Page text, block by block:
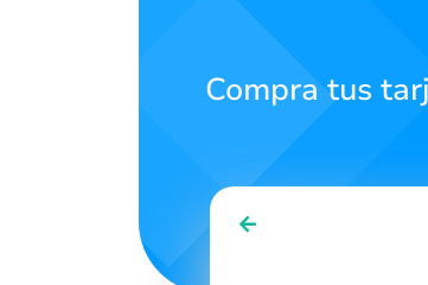
Compra tus